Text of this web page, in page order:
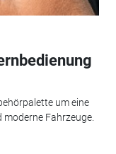
um eine
Fahrzeuge.